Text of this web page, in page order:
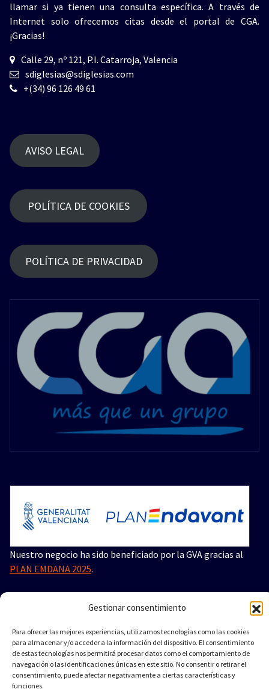
Gestionar consentimiento
Para ofrecer las mejores experiencias, utilizamos tecnologías como las cookies
para almacenar y/o acceder a la información del dispositivo. El consentimiento
de estas tecnologías nos permitirá procesar datos como el comportamiento de
navegación o las identificaciones únicas en este sitio. No consentir o retirar el
consentimiento, puede afectar negativamente a ciertas características y
funciones.
llamar si ya tienen una consulta específica. A través de
Internet solo ofrecemos citas desde el portal de CGA.
¡Gracias!
Calle 29, nº 121, P.I. Catarroja, Valencia
sdiglesias@sdiglesias.com
+(34) 96 126 49 61
AVISO LEGAL
POLÍTICA DE COOKIES
POLÍTICA DE PRIVACIDAD
Nuestro negocio ha sido beneficiado por la GVA gracias al
PLAN EMDANA 2025.
de Innovación, Industria, Comercio y Turismo de la GVA
dirigida a autónomos y pequeñas empresas de municipios
afectados por la Dana de 2024 en la Comunitat Valenciana.
Importe concedido en la ayuda: 30.000€